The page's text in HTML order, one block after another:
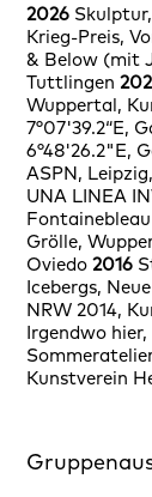
2026
Krieg-Preis,
& Below (mit
Tuttlingen
Wuppertal,
7°07'39.2“E,
6°48'26.2"E,
ASPN,
UNA LINEA
Grölle,
Oviedo2016
Icebergs,
NRW 2014,
Irgendwo
Kunstverein